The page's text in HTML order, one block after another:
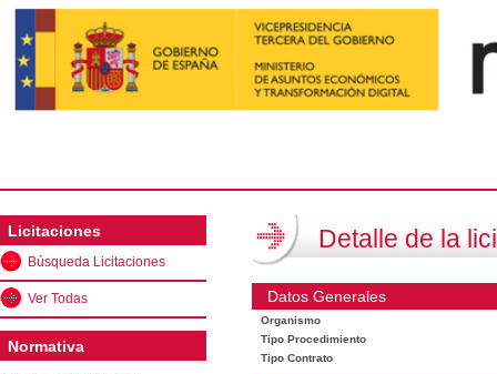
Licitaciones
Búsqueda Licitaciones
Ver Todas
Normativa
Detalle de la
Datos Generales
Organismo
Tipo Procedimiento
Tipo Contrato